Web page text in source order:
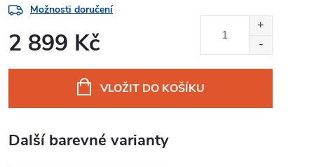
Možnosti doručení
2 899 Kč
VLOŽIT DO KOŠÍKU